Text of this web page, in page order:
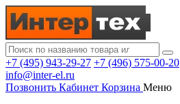
+7 (495) 943-29-27 +7 (496) 575-00-20
info@inter-el.ru
Позвонить Кабинет Корзина Меню